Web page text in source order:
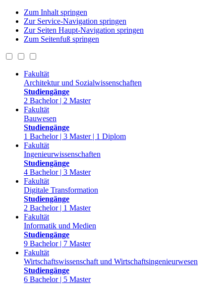
Zum Inhalt springen
Zur Service-Navigation springen
Zur Seiten Haupt-Navigation springen
Zum Seitenfuß springen
Fakultät
Architektur und Sozialwissenschaften
Studiengänge
2 Bachelor | 2 Master
Fakultät
Bauwesen
Studiengänge
1 Bachelor | 3 Master | 1 Diplom
Fakultät
Ingenieurwissenschaften
Studiengänge
4 Bachelor | 3 Master
Fakultät
Digitale Transformation
Studiengänge
2 Bachelor | 1 Master
Fakultät
Informatik und Medien
Studiengänge
9 Bachelor | 7 Master
Fakultät
Wirtschaftswissenschaft und Wirtschaftsingenieurwesen
Studiengänge
6 Bachelor | 5 Master